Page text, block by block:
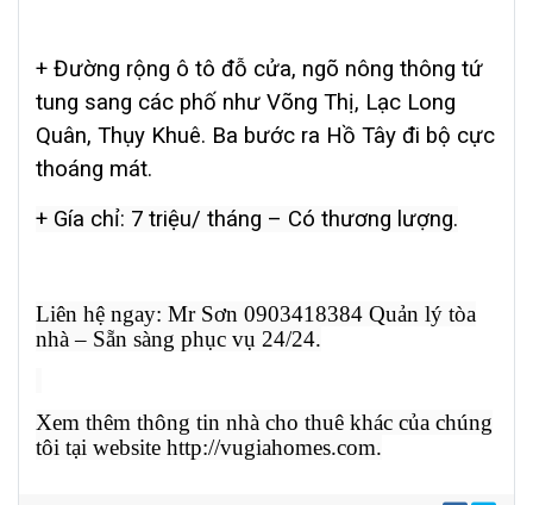
+ Đường rộng ô tô đỗ cửa, ngõ nông thông tứ
tung sang các phố như Võng Thị, Lạc Long
Quân, Thụy Khuê. Ba bước ra Hồ Tây đi bộ cực
thoáng mát.
+ Gía chỉ: 7 triệu/ tháng – Có thương lượng.
Liên hệ ngay: Mr Sơn 0903418384 Quản lý tòa
nhà – Sẵn sàng phục vụ 24/24.
Xem thêm thông tin nhà cho thuê khác của chúng
tôi tại website http://vugiahomes.com.